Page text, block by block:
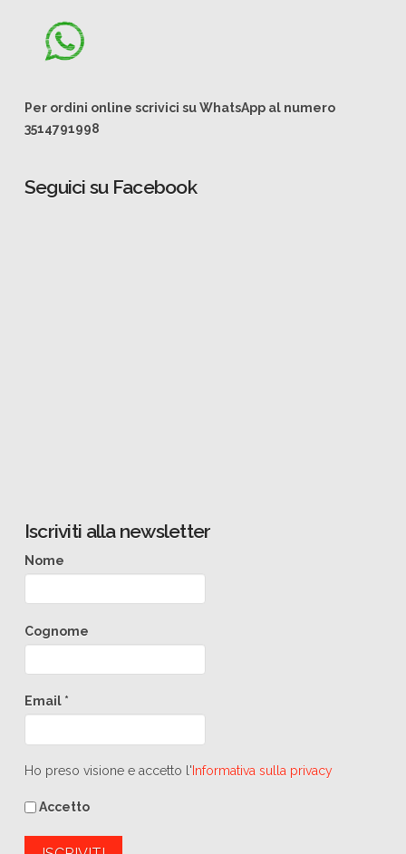
Per ordini online scrivici su WhatsApp al numero
3514791998
Seguici su Facebook
Iscriviti alla newsletter
Nome
Cognome
Email *
Ho preso visione e accetto l' Informativa sulla privacy
Accetto